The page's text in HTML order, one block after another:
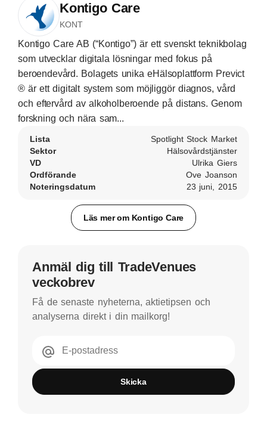
Kontigo Care
KONT
Kontigo Care AB (“Kontigo”) är ett svenskt teknikbolag
som utvecklar digitala lösningar med fokus på
beroendevård. Bolagets unika eHälsoplattform Previct
® är ett digitalt system som möjliggör diagnos, vård
och eftervård av alkoholberoende på distans. Genom
forskning och nära sam...
Lista
Spotlight Stock Market
Sektor
Hälsovårdstjänster
VD
Ulrika Giers
Ordförande
Ove Joanson
Noteringsdatum
23 juni, 2015
Läs mer om Kontigo Care
Anmäl dig till TradeVenues
veckobrev
Få de senaste nyheterna, aktietipsen och
analyserna direkt i din mailkorg!
E-postadress
Skicka